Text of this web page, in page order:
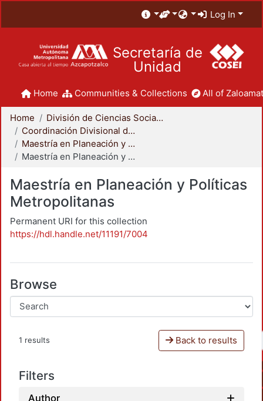
Log In
Secretaría de
Unidad
Home Communities & Collections All of
Home
División de Ciencias Sociales y Humanidades
Coordinación Divisional de Posgrado
Maestría en Planeación y Políticas Metropolitanas
Maestría en Planeación y Políticas Metropolitanas
Maestría en Planeación y Políticas
Metropolitanas
Permanent URI for this collection
https://hdl.handle.net/11191/7004
Browse
1 results Back to results
Filters
Author